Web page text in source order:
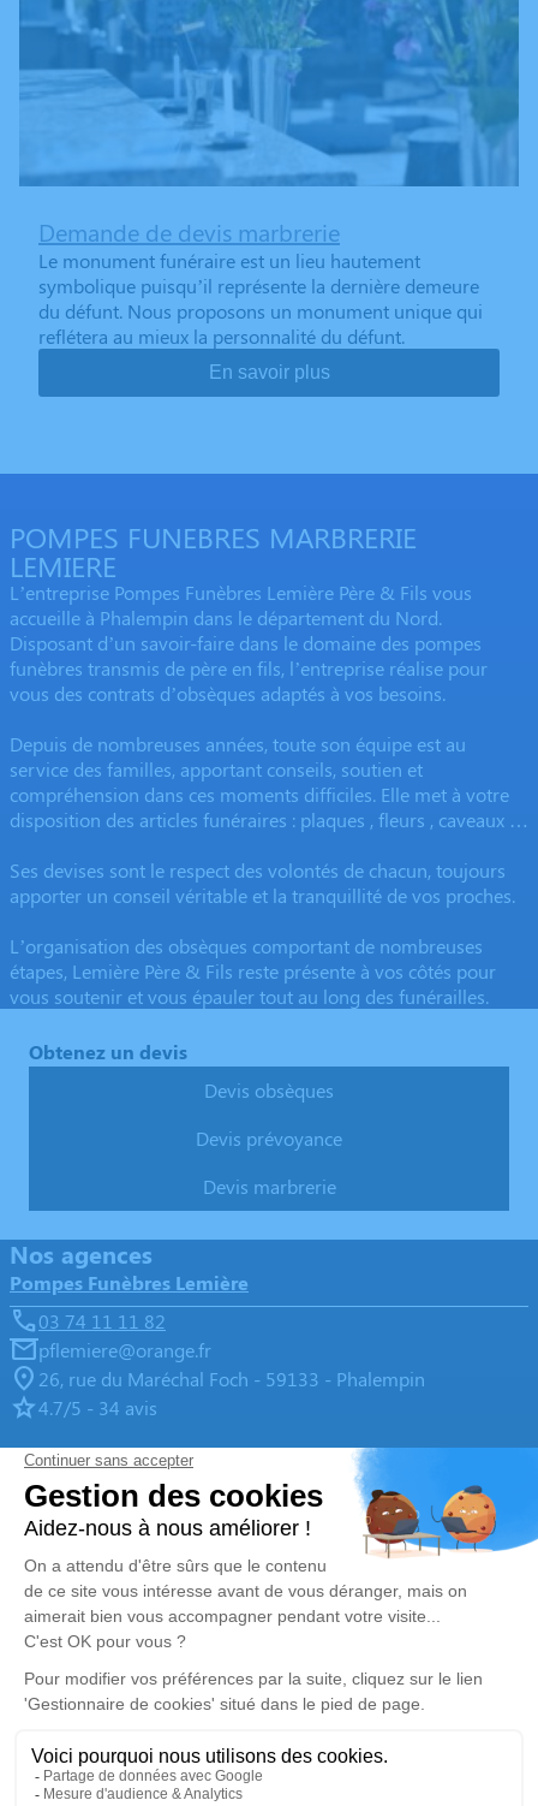
Demande de devis marbrerie
Le monument funéraire est un lieu hautement
symbolique puisqu’il représente la dernière demeure
du défunt. Nous proposons un monument unique qui
reflétera au mieux la personnalité du défunt.
En savoir plus
POMPES FUNEBRES MARBRERIE
LEMIERE
L’entreprise Pompes Funèbres Lemière Père & Fils vous
accueille à Phalempin dans le département du Nord.
Disposant d’un savoir-faire dans le domaine des pompes
funèbres transmis de père en fils, l’entreprise réalise pour
vous des contrats d’obsèques adaptés à vos besoins.
Depuis de nombreuses années, toute son équipe est au
service des familles, apportant conseils, soutien et
compréhension dans ces moments difficiles. Elle met à votre
disposition des articles funéraires : plaques , fleurs , caveaux …
Ses devises sont le respect des volontés de chacun, toujours
apporter un conseil véritable et la tranquillité de vos proches.
L’organisation des obsèques comportant de nombreuses
étapes, Lemière Père & Fils reste présente à vos côtés pour
vous soutenir et vous épauler tout au long des funérailles.
Obtenez un devis
Devis obsèques
Devis prévoyance
Devis marbrerie
Nos agences
Pompes Funèbres Lemière
03 74 11 11 82
pflemiere@orange.fr
26, rue du Maréchal Foch - 59133 - Phalempin
4.7/5 - 34 avis
Pompes Funèbres & Marbrerie LEMIERE - SINGEZ
03 67 80 47 72
pflemiere@orange.fr
5/5 - 4 avis
Nos Services
Organiser des obsèques
Monuments funéraires
Services aux familles
Liens utiles
Avis de décès
Demande de rendez-vous en
agence
Politique de traitement des données personnelles
Politique d’utilisation des cookies